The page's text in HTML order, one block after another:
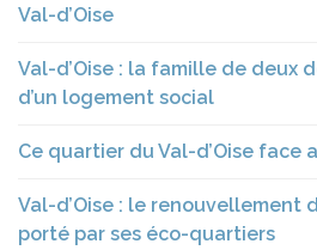
Val-d’Oise
Val-d’Oise : la famille de deux
d’un logement social
Ce quartier du Val-d’Oise face
Val-d’Oise : le renouvellement
porté par ses éco-quartiers